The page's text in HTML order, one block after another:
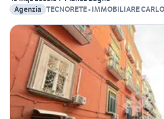
Agenzia TECNORETE - IMMOBILIARE